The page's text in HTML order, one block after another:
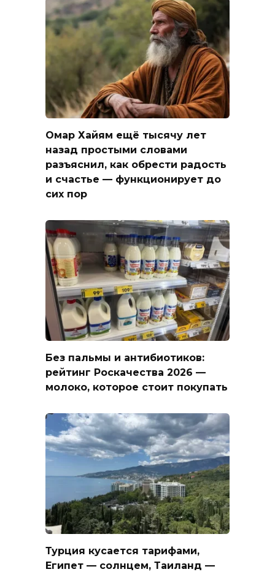
Омар Хайям ещё тысячу лет
назад простыми словами
разъяснил, как обрести радость
и счастье — функционирует до
сих пор
Без пальмы и антибиотиков:
рейтинг Роскачества 2026 —
молоко, которое стоит покупать
Турция кусается тарифами,
Египет — солнцем, Таиланд —